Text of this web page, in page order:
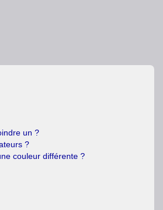
un ?
?
couleur différente ?